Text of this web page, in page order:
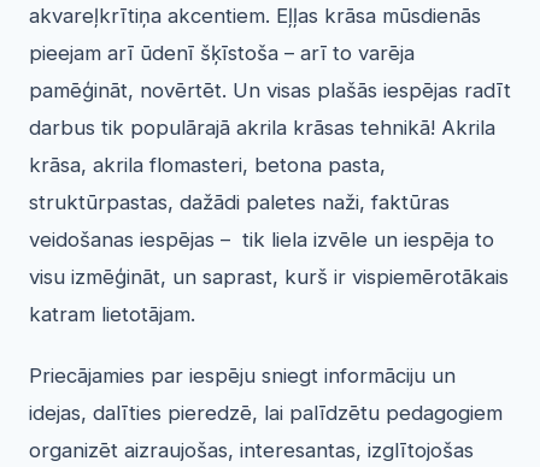
akvareļkrītiņa akcentiem. Eļļas krāsa mūsdienās
pieejam arī ūdenī šķīstoša – arī to varēja
pamēģināt, novērtēt. Un visas plašās iespējas radīt
darbus tik populārajā akrila krāsas tehnikā! Akrila
krāsa, akrila flomasteri, betona pasta,
struktūrpastas, dažādi paletes naži, faktūras
veidošanas iespējas – tik liela izvēle un iespēja to
visu izmēģināt, un saprast, kurš ir vispiemērotākais
katram lietotājam.
Priecājamies par iespēju sniegt informāciju un
idejas, dalīties pieredzē, lai palīdzētu pedagogiem
organizēt aizraujošas, interesantas, izglītojošas